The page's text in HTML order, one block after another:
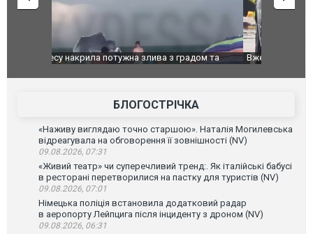
Вже вивели на тести: Ferrari готує оновлення
Вийшов
фільму
БЛОГОСТРІЧКА
«Наживу виглядаю точно старшою». Наталія Могилевська
відреагувала на обговорення її зовнішності (NV)
09.08.2026, 07:31
«Живий театр» чи суперечливий тренд:. Як італійські бабусі
в ресторані перетворилися на пастку для туристів (NV)
09.08.2026, 07:01
Німецька поліція встановила додатковий радар
в аеропорту Лейпцига після інциденту з дроном (NV)
09.08.2026, 06:31